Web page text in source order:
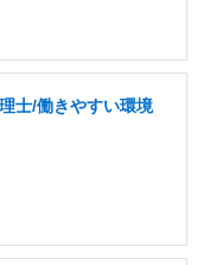
士/働きやすい環境